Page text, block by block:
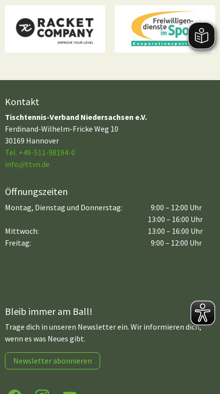
Kontakt
Tischtennis-Verband Niedersachsen e.V.
Ferdinand-Wilhelm-Fricke Weg 10
30169 Hannover
Tel. +49-511-98194-0
info@ttvn.de
Öffnungszeiten
Montag, Dienstag und Donnerstag:
9:00 – 12:00 Uhr
13:00 – 16:00 Uhr
Mittwoch:
Freitag:
13:00 – 16:00 Uhr
9:00 – 12:00 Uhr
Bleib immer am Ball!
Trage dich in unseren Newsletter ein. Wir informieren dich,
wenn es was Neues gibt.
Newsletter abonnieren